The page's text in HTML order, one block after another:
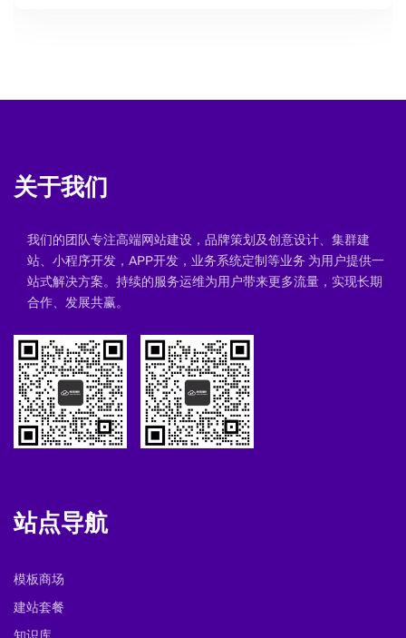
关于我们
我们的团队专注高端网站建设，品牌策划及创意设计、集群建
站、小程序开发，APP开发，业务系统定制等业务 为用户提供一
站式解决方案。持续的服务运维为用户带来更多流量，实现长期
合作、发展共赢。
站点导航
模板商场
建站套餐